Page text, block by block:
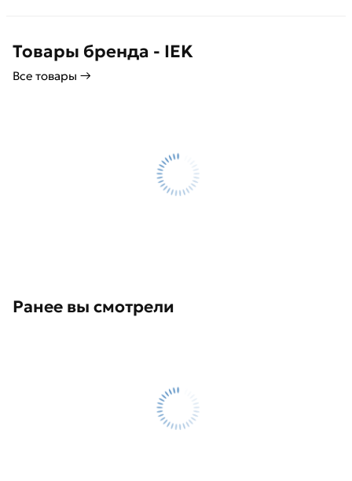
Товары бренда - IEK
Все товары →
Ранее вы смотрели